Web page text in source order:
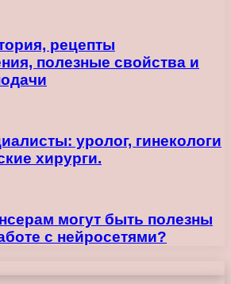
рецепты
полезные свойства и
уролог, гинекологи
хирурги.
могут быть полезны
с нейросетями?